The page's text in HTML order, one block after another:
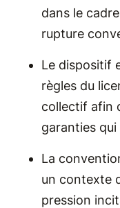
dans le
rupture
Le dispositif
règles du
collectif afin
garanties
La
un contexte
pression